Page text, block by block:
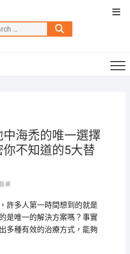
Search
…
海禿的唯一選擇
不知道的5大替
藥
許多人第一時間想到的就是
是唯一的解決方案嗎？事實
多種有效的治療方式，能夠